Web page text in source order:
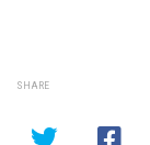
SHARE